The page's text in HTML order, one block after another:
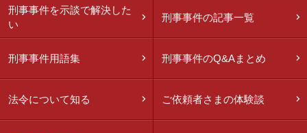
刑事事件を示談で解決した
い
刑事事件の記事一覧
刑事事件用語集 刑事事件のQ&Aまとめ
法令について知る ご依頼者さまの体験談